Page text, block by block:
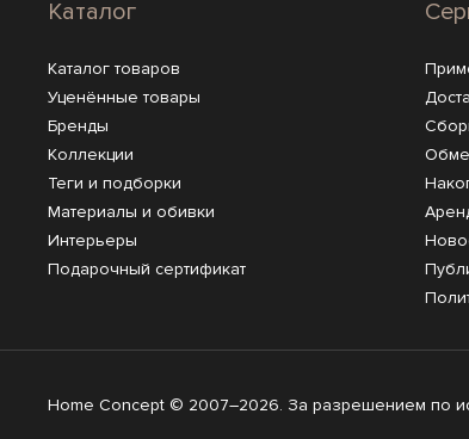
Каталог
Каталог товаров
Уценённые товары
Бренды
Коллекции
Теги и подборки
Материалы и обивки
Интерьеры
Подарочный сертификат
Home Concept © 2007–2026. За разрешением по